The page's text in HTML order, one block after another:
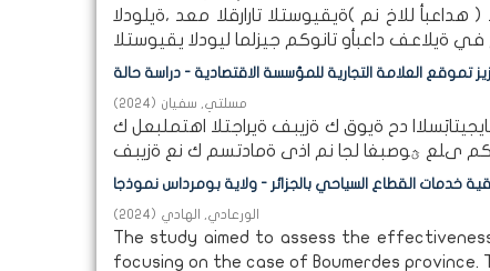
هداعبأ للاخ نم )ةيقيوستلا تارارقلا معد ،ةيلودلا
مسلتي, سفيان (
2024
)
دح ةيوق ك ةزيبف ةيراجتلا اهتملبعل ك
الورعادي, الهادي (
2024
)
The study aimed to assess the
focusing on the case of Boumerdes province.